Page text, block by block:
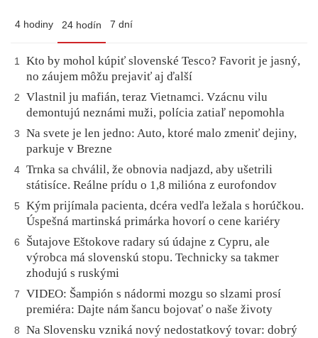
4 hodiny 24 hodín 7 dní
1
Kto by mohol kúpiť slovenské Tesco? Favorit je jasný,
no záujem môžu prejaviť aj ďalší
2
Vlastnil ju mafián, teraz Vietnamci. Vzácnu vilu
demontujú neznámi muži, polícia zatiaľ nepomohla
3
Na svete je len jedno: Auto, ktoré malo zmeniť dejiny,
parkuje v Brezne
4 Trnka sa chválil, že obnovia nadjazd, aby ušetrili
státisíce. Reálne prídu o 1,8 milióna z eurofondov
5
Kým prijímala pacienta, dcéra vedľa ležala s horúčkou.
Úspešná martinská primárka hovorí o cene kariéry
6
Šutajove Eštokove radary sú údajne z Cypru, ale
výrobca má slovenskú stopu. Technicky sa takmer
zhodujú s ruskými
7
VIDEO: Šampión s nádormi mozgu so slzami prosí
premiéra: Dajte nám šancu bojovať o naše životy
8
Na Slovensku vzniká nový nedostatkový tovar: dobrý